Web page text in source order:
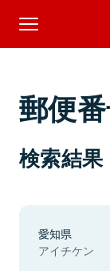
郵便
検索結果
愛知県
アイチケン